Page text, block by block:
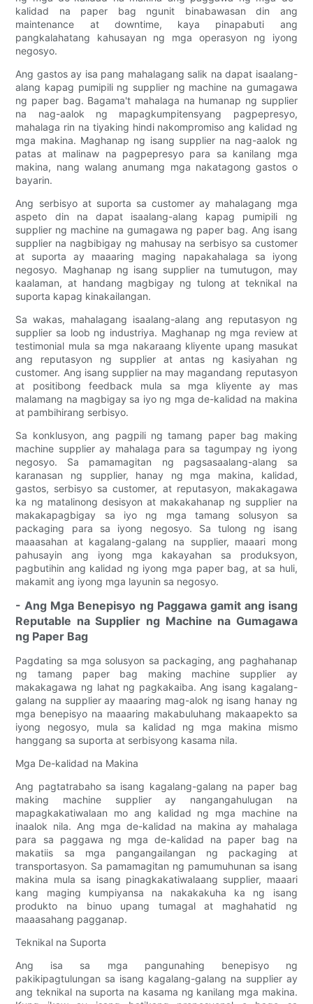
kalidad na paper bag ngunit binabawasan din ang
maintenance at downtime, kaya pinapabuti ang
pangkalahatang kahusayan ng mga operasyon ng iyong
negosyo.
Ang gastos ay isa pang mahalagang salik na dapat isaalang-
alang kapag pumipili ng supplier ng machine na gumagawa
ng paper bag. Bagama't mahalaga na humanap ng supplier
na nag-aalok ng mapagkumpitensyang pagpepresyo,
mahalaga rin na tiyaking hindi nakompromiso ang kalidad ng
mga makina. Maghanap ng isang supplier na nag-aalok ng
patas at malinaw na pagpepresyo para sa kanilang mga
makina, nang walang anumang mga nakatagong gastos o
bayarin.
Ang serbisyo at suporta sa customer ay mahalagang mga
aspeto din na dapat isaalang-alang kapag pumipili ng
supplier ng machine na gumagawa ng paper bag. Ang isang
supplier na nagbibigay ng mahusay na serbisyo sa customer
at suporta ay maaaring maging napakahalaga sa iyong
negosyo. Maghanap ng isang supplier na tumutugon, may
kaalaman, at handang magbigay ng tulong at teknikal na
suporta kapag kinakailangan.
Sa wakas, mahalagang isaalang-alang ang reputasyon ng
supplier sa loob ng industriya. Maghanap ng mga review at
testimonial mula sa mga nakaraang kliyente upang masukat
ang reputasyon ng supplier at antas ng kasiyahan ng
customer. Ang isang supplier na may magandang reputasyon
at positibong feedback mula sa mga kliyente ay mas
malamang na magbigay sa iyo ng mga de-kalidad na makina
at pambihirang serbisyo.
Sa konklusyon, ang pagpili ng tamang paper bag making
machine supplier ay mahalaga para sa tagumpay ng iyong
negosyo. Sa pamamagitan ng pagsasaalang-alang sa
karanasan ng supplier, hanay ng mga makina, kalidad,
gastos, serbisyo sa customer, at reputasyon, makakagawa
ka ng matalinong desisyon at makakahanap ng supplier na
makakapagbigay sa iyo ng mga tamang solusyon sa
packaging para sa iyong negosyo. Sa tulong ng isang
maaasahan at kagalang-galang na supplier, maaari mong
pahusayin ang iyong mga kakayahan sa produksyon,
pagbutihin ang kalidad ng iyong mga paper bag, at sa huli,
makamit ang iyong mga layunin sa negosyo.
- Ang Mga Benepisyo ng Paggawa gamit ang isang
Reputable na Supplier ng Machine na Gumagawa
ng Paper Bag
Pagdating sa mga solusyon sa packaging, ang paghahanap
ng tamang paper bag making machine supplier ay
makakagawa ng lahat ng pagkakaiba. Ang isang kagalang-
galang na supplier ay maaaring mag-alok ng isang hanay ng
mga benepisyo na maaaring makabuluhang makaapekto sa
iyong negosyo, mula sa kalidad ng mga makina mismo
hanggang sa suporta at serbisyong kasama nila.
Mga De-kalidad na Makina
Ang pagtatrabaho sa isang kagalang-galang na paper bag
making machine supplier ay nangangahulugan na
mapagkakatiwalaan mo ang kalidad ng mga machine na
inaalok nila. Ang mga de-kalidad na makina ay mahalaga
para sa paggawa ng mga de-kalidad na paper bag na
makatiis sa mga pangangailangan ng packaging at
transportasyon. Sa pamamagitan ng pamumuhunan sa isang
makina mula sa isang pinagkakatiwalaang supplier, maaari
kang maging kumpiyansa na nakakakuha ka ng isang
produkto na binuo upang tumagal at maghahatid ng
maaasahang pagganap.
Teknikal na Suporta
Ang isa sa mga pangunahing benepisyo ng
pakikipagtulungan sa isang kagalang-galang na supplier ay
ang teknikal na suporta na kasama ng kanilang mga makina.